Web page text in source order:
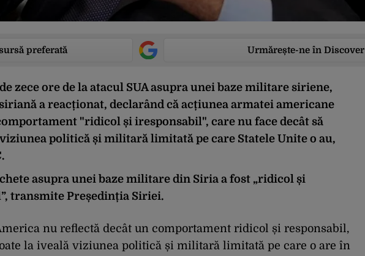
preferată Urmărește-ne în Discover
zece ore de la atacul SUA asupra unei baze militare siriene,
a reacționat, declarând că acțiunea armatei americane
"ridicol și iresponsabil", care nu face decât să
politică și militară limitată pe care Statele Unite o au,
asupra unei baze militare din Siria a fost „ridicol și
transmite Președinția Siriei.
nu reflectă decât un comportament ridicol și responsabil,
la iveală viziunea politică și militară limitată pe care o are în